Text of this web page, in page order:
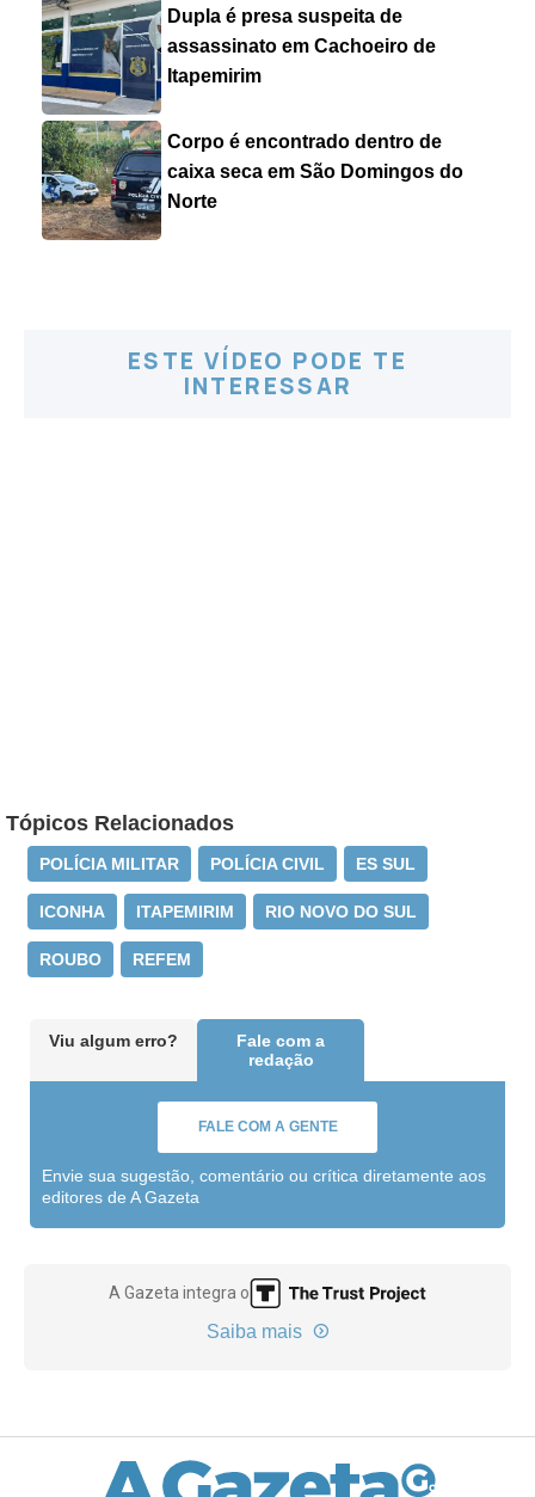
Dupla é presa suspeita de
assassinato em Cachoeiro de
Itapemirim
Corpo é encontrado dentro de
caixa seca em São Domingos do
Norte
ESTE VÍDEO PODE TE
INTERESSAR
Tópicos Relacionados
POLÍCIA MILITAR POLÍCIA CIVIL ES SUL
ICONHA ITAPEMIRIM RIO NOVO DO SUL
ROUBO REFEM
Viu algum erro?
Fale com a
redação
FALE COM A GENTE
Envie sua sugestão, comentário ou crítica diretamente aos
editores de A Gazeta
A Gazeta integra o
Saiba mais